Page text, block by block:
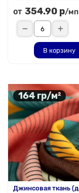
от 354.90 р/мп
В корзину
164 гр/м²
Джинсовая ткань